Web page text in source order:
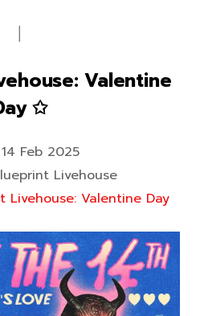
Valentine
✩
14 Feb 2025
Livehouse
Livehouse: Valentine Day